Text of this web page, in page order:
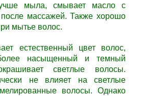
мыла, смывает масло с
массажей. Также хорошо
мытье волос.
естественный цвет волос,
насыщенный и темный
светлые волосы.
не влияет на светлые
волосы. Однако